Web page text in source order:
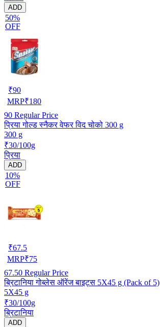
ADD
50%
OFF
₹90
MRP₹180
90 Regular Price
प्रिया गोल्ड स्नैकर वेफर विद चोको 300 g
300 g
₹30/100g
प्रिया
ADD
10%
OFF
₹67.5
MRP₹75
67.50 Regular Price
ब्रिटानिया गोब्लेस ऑरेंज बाइट्स 5X45 g (Pack of 5)
5X45 g
₹30/100g
ब्रिटानिया
ADD